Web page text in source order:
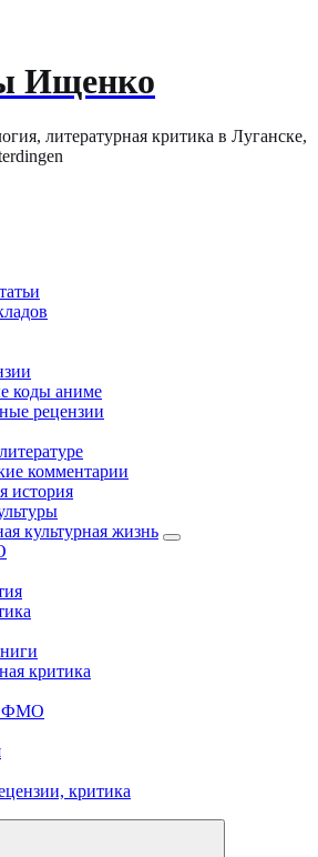
Ищенко
литературная критика в Луганске,
коды аниме
рецензии
комментарии
история
культурная жизнь
критика
ФМО
критика